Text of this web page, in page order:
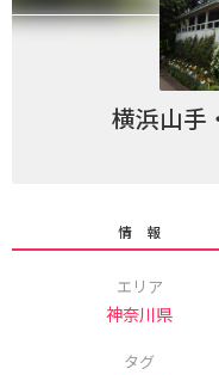
横浜山手
情 報
エリア
神奈川県
タグ